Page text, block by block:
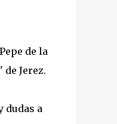
de la
Jerez.
dudas a